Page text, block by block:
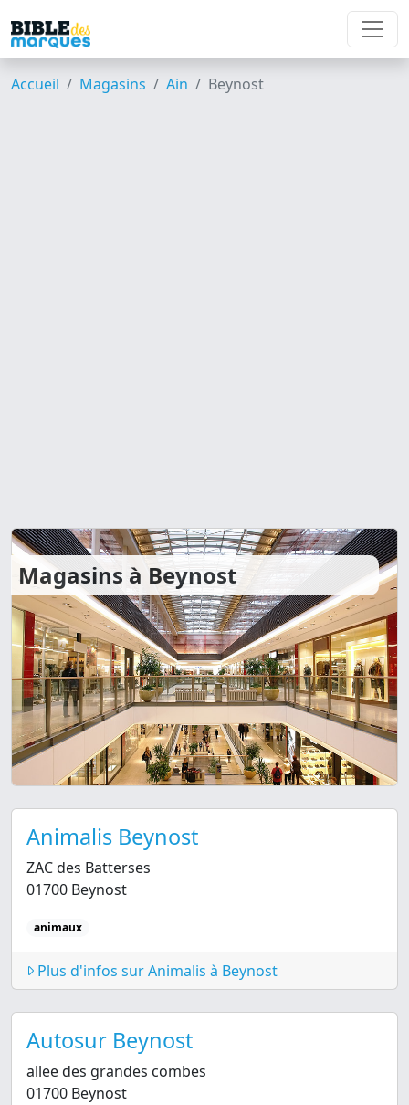
Accueil Magasins Ain Beynost
Magasins à Beynost
Animalis Beynost
ZAC des Batterses
01700 Beynost
animaux
Plus d'infos sur Animalis à Beynost
Autosur Beynost
allee des grandes combes
01700 Beynost